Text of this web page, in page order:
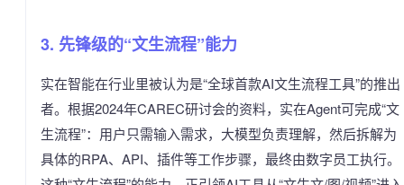
3. 先锋级的“文生流程”能力
实在智能在行业里被认为是“全球首款AI文生流程工具”的推出
者。根据2024年CAREC研讨会的资料，实在Agent可完成“文
生流程”：用户只需输入需求，大模型负责理解，然后拆解为
具体的RPA、API、插件等工作步骤，最终由数字员工执行。